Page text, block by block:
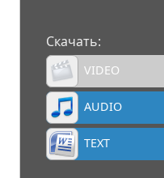
Скачать:
VIDEO
AUDIO
TEXT